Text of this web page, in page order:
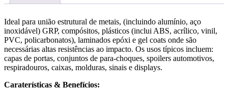
Ideal para união estrutural de metais, (incluindo alumínio, aço
inoxidável) GRP, compósitos, plásticos (inclui ABS, acrílico, vinil,
PVC, policarbonatos), laminados epóxi e gel coats onde são
necessárias altas resistências ao impacto. Os usos típicos incluem:
capas de portas, conjuntos de para-choques, spoilers automotivos,
respiradouros, caixas, molduras, sinais e displays.
Caraterísticas & Benefícios: